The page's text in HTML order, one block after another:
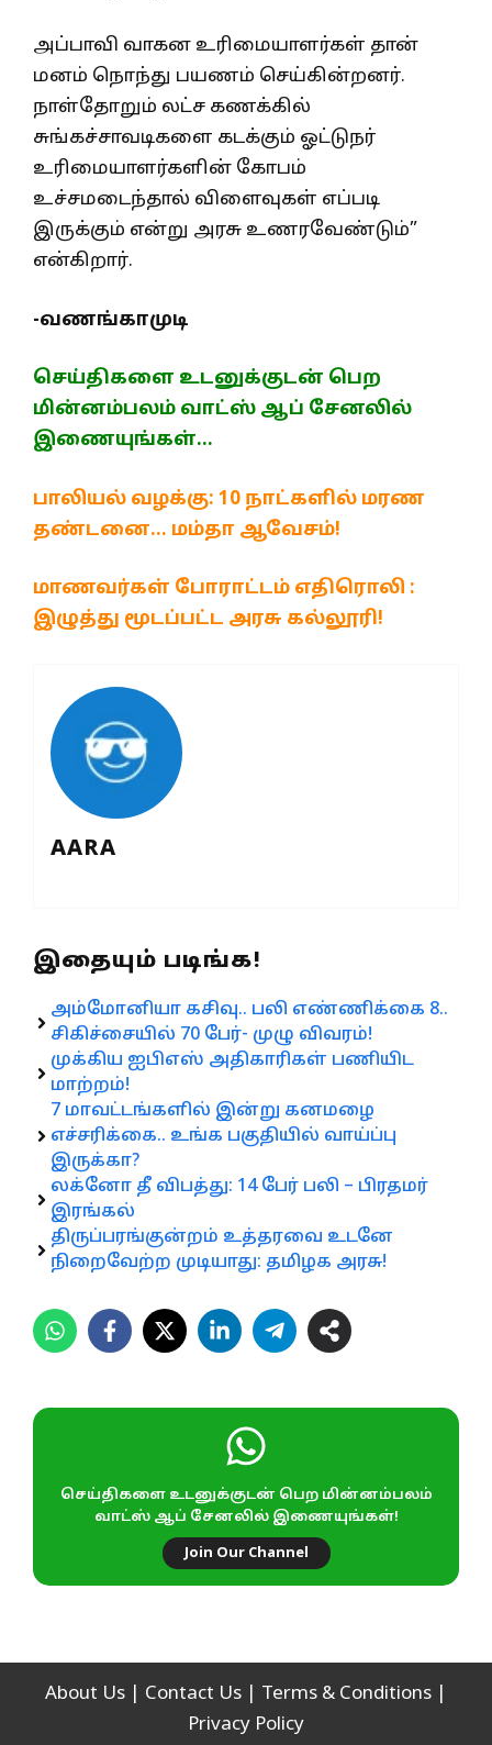
அப்பாவி வாகன உரிமையாளர்கள் தான்
மனம் நொந்து பயணம் செய்கின்றனர்.
நாள்தோறும் லட்ச கணக்கில்
சுங்கச்சாவடிகளை கடக்கும் ஓட்டுநர்
உரிமையாளர்களின் கோபம்
உச்சமடைந்தால் விளைவுகள் எப்படி
இருக்கும் என்று அரசு உணரவேண்டும்”
என்கிறார்.
-வணங்காமுடி
செய்திகளை உடனுக்குடன் பெற
மின்னம்பலம் வாட்ஸ் ஆப் சேனலில்
இணையுங்கள்…
பாலியல் வழக்கு: 10 நாட்களில் மரண
தண்டனை… மம்தா ஆவேசம்!
மாணவர்கள் போராட்டம் எதிரொலி :
இழுத்து மூடப்பட்ட அரசு கல்லூரி!
AARA
இதையும் படிங்க!
அம்மோனியா கசிவு.. பலி எண்ணிக்கை 8..
சிகிச்சையில் 70 பேர்- முழு விவரம்!
முக்கிய ஐபிஎஸ் அதிகாரிகள் பணியிட
மாற்றம்!
7 மாவட்டங்களில் இன்று கனமழை
எச்சரிக்கை.. உங்க பகுதியில் வாய்ப்பு
இருக்கா?
லக்னோ தீ விபத்து: 14 பேர் பலி – பிரதமர்
இரங்கல்
திருப்பரங்குன்றம் உத்தரவை உடனே
நிறைவேற்ற முடியாது: தமிழக அரசு!
செய்திகளை உடனுக்குடன் பெற மின்னம்பலம்
வாட்ஸ் ஆப் சேனலில் இணையுங்கள்!
Join Our Channel
About Us Contact Us Terms & Conditions
Privacy Policy